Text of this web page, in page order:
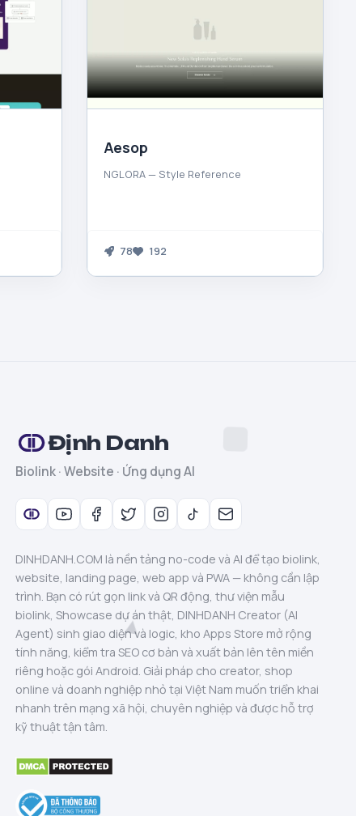
Aesop
NGLORA — Style Reference
78 192
Định Danh
Biolink · Website · Ứng dụng AI
DINHDANH.COM là nền tảng no-code và AI để tạo biolink,
website, landing page, web app và PWA — không cần lập
trình. Bạn có rút gọn link và QR động, thư viện mẫu
biolink, Showcase dự án thật, DINHDANH Creator (AI
Agent) sinh giao diện và logic, kho Apps Store mở rộng
tính năng, kiểm tra SEO cơ bản và xuất bản lên tên miền
riêng hoặc gói Android. Giải pháp cho creator, shop
online và doanh nghiệp nhỏ tại Việt Nam muốn triển khai
nhanh trên mạng xã hội, chuyên nghiệp và được hỗ trợ
kỹ thuật tận tâm.